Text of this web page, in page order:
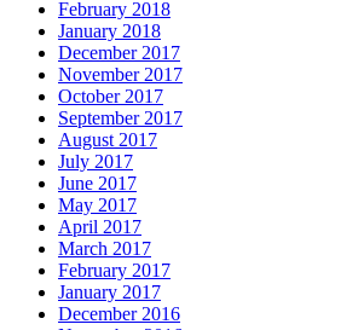
February 2018
January 2018
December 2017
November 2017
October 2017
September 2017
August 2017
July 2017
June 2017
May 2017
April 2017
March 2017
February 2017
January 2017
December 2016